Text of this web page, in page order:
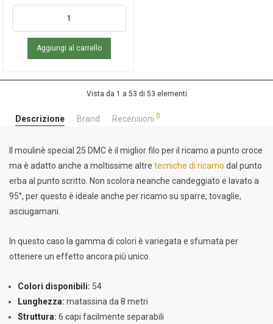
Aggiungi al carrello
Vista da 1 a 53 di 53 elementi
Descrizione Brand Recensioni 0
Il moulinè special 25 DMC è il miglior filo per il ricamo a punto croce
ma è adatto anche a moltissime altre tecniche di ricamo dal punto
erba al punto scritto. Non scolora neanche candeggiato e lavato a
95°, per questo è ideale anche per ricamo su sparre, tovaglie,
asciugamani.
In questo caso la gamma di colori è variegata e sfumata per
ottenere un effetto ancora più unico.
Colori disponibili: 54
Lunghezza: matassina da 8 metri
Struttura: 6 capi facilmente separabili